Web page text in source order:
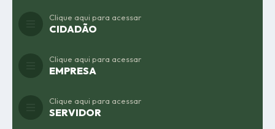
CIDADÃO
Clique aqui para acessar
EMPRESA
Clique aqui para acessar
SERVIDOR
Clique aqui para acessar